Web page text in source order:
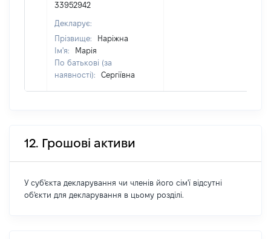
33952942
Декларує:
Прізвище:
Наріжна
Ім'я:
Марія
По батькові (за
наявності):
Сергіївна
12. Грошові активи
У суб'єкта декларування чи членів його сім'ї відсутні
об'єкти для декларування в цьому розділі.